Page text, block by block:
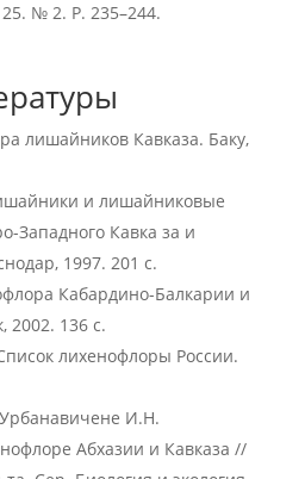
№ 2. P. 235–244.
лишайников Кавказа. Баку,
и лишайниковые
Западного Кавка за и
1997. 201 с.
Кабардино-Балкарии и
2002. 136 с.
лихенофлоры России.
И.Н.
Абхазии и Кавказа //